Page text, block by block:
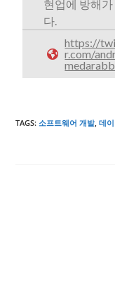
현업에 방해
다.
https://
r.com/
TAGS:소프트웨어 개발, 데